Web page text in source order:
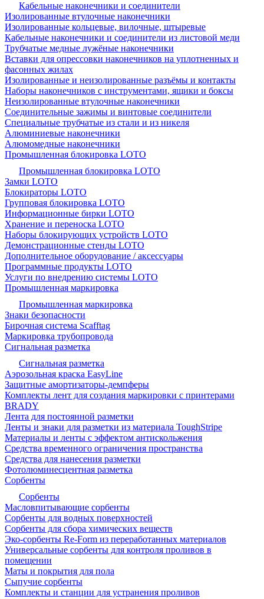
Кабельные наконечники и соединители
Изолированные втулочные наконечники
Изолированные кольцевые, вилочные, штыревые
Кабельные наконечники и соединители из листовой меди
Трубчатые медные лужёные наконечники
Вставки для опрессовки наконечников на уплотненных и
фасонных жилах
Изолированные и неизолированные разъёмы и контакты
Наборы наконечников с инструментами, ящики и боксы
Неизолированные втулочные наконечники
Соединительные зажимы и винтовые соединители
Специальные трубчатые из стали и из никеля
Алюминиевые наконечники
Алюмомедные наконечники
Промышленная блокировка LOTO
Промышленная блокировка LOTO
Замки LOTO
Блокираторы LOTO
Групповая блокировка LOTO
Информационные бирки LOTO
Хранение и переноска LOTO
Наборы блокирующих устройств LOTO
Демонстрационные стенды LOTO
Дополнительное оборудование / аксессуары
Программные продукты LOTO
Услуги по внедрению системы LOTO
Промышленная маркировка
Промышленная маркировка
Знаки безопасности
Бирочная система Scafftag
Маркировка трубопровода
Сигнальная разметка
Сигнальная разметка
Аэрозольная краска EasyLine
Защитные амортизаторы-демпферы
Комплекты лент для создания маркировки с принтерами
BRADY
Лента для постоянной разметки
Ленты и знаки для разметки из материала ToughStripe
Материалы и ленты с эффектом антискольжения
Средства временного ограничения пространства
Средства для нанесения разметки
Фотолюминесцентная разметка
Сорбенты
Сорбенты
Масловпитывающие сорбенты
Сорбенты для водных поверхностей
Сорбенты для сбора химических веществ
Эко-сорбенты Re-Form из переработанных материалов
Универсальные сорбенты для контроля проливов в
помещении
Маты и покрытия для пола
Сыпучие сорбенты
Комплекты и станции для устранения проливов